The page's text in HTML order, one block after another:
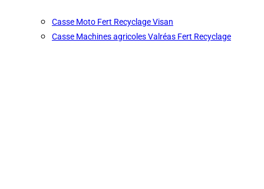
Casse Moto Fert Recyclage Visan
Casse Machines agricoles Valréas Fert Recyclage